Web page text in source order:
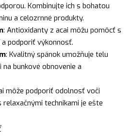
Kombinujte ich s bohatou
a celozrnné produkty.
: Antioxidanty z acai môžu pomôcť s
podporiť výkonnosť.
: Kvalitný spánok umožňuje telu
bunkové obnovenie a
môže podporiť odolnosť voči
technikami je ešte